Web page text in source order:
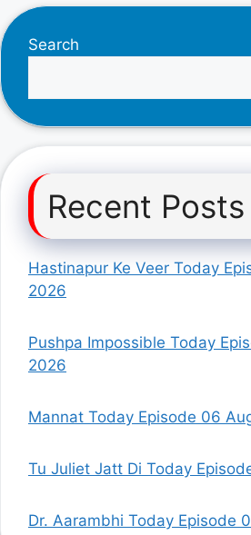
Search
Recent Posts
Hastinapur Ke Veer Today
2026
Pushpa Impossible Today
2026
Mannat Today Episode 06
Tu Juliet Jatt Di Today
Dr. Aarambhi Today Episode